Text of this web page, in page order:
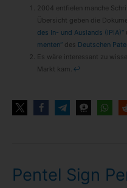
2004 ent­fie­len man­che
Über­sicht geben die
des In- und Aus­lands (IPIA)“
men­ten“ des Deut­schen
Es wäre inter­es­sant zu
Markt kam. ↩
Pentel Sign